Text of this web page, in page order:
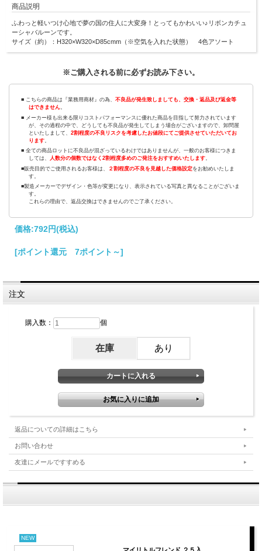
商品説明
ふわっと軽いつけ心地で夢の国の住人に大変身！とってもかわいい♪リボンカチュ
ーシャバルーンです。
サイズ（約）：H320×W320×D85cmm（※空気を入れた状態） 4色アソート
※ご購入される前に必ずお読み下さい。
■ こちらの商品は『業務用商材』の為、 不良品が発生致しましても、交換・返品及び返金等
はできません。
■ メーカー様も出来る限りコストパフォーマンスに優れた商品を目指して努力されています
が、その過程の中で、どうしても不良品が発生してしまう場合がございますので、卸問屋
といたしまして、2割程度の不良リスクを考慮したお値段にてご提供させていただいてお
ります
■ 全ての商品ロットに不良品が混ざっているわけではありませんが、一般のお客様につきま
しては、 人数分の個数ではなく2割程度多めのご発注をおすすめいたします。
■販売目的でご使用されるお客様は、
２割程度の不良を見越した価格設定をお勧めいたしま
す。
■製造メーカーでデザイン・色等が変更になり、表示されている写真と異なることがございま
す。
これらの理由で、返品交換はできませんのでご了承ください。
価格:792円(税込)
[ポイント還元 7ポイント～]
注文
購入数： 個
在庫 あり
返品についての詳細はこちら
お問い合わせ
友達にメールですすめる
NEW